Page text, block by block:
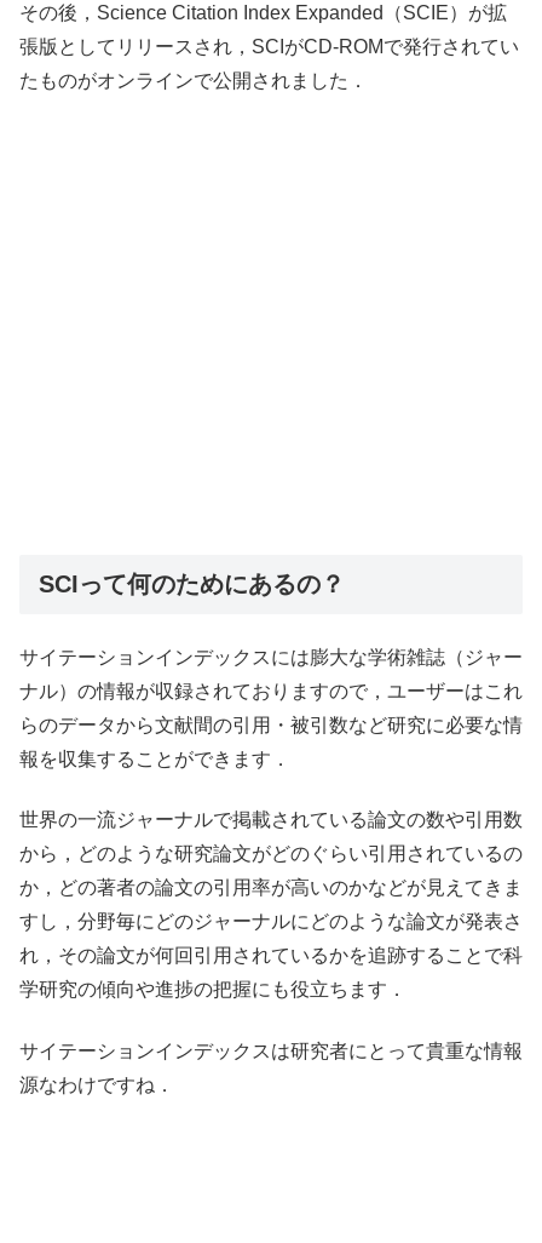
その後，Science Citation Index Expanded（SCIE）が拡
張版としてリリースされ，SCIがCD-ROMで発行されてい
たものがオンラインで公開されました．
SCIって何のためにあるの？
サイテーションインデックスには膨大な学術雑誌（ジャー
ナル）の情報が収録されておりますので，ユーザーはこれ
らのデータから文献間の引用・被引数など研究に必要な情
報を収集することができます．
世界の一流ジャーナルで掲載されている論文の数や引用数
から，どのような研究論文がどのぐらい引用されているの
か，どの著者の論文の引用率が高いのかなどが見えてきま
すし，分野毎にどのジャーナルにどのような論文が発表さ
れ，その論文が何回引用されているかを追跡することで科
学研究の傾向や進捗の把握にも役立ちます．
サイテーションインデックスは研究者にとって貴重な情報
源なわけですね．